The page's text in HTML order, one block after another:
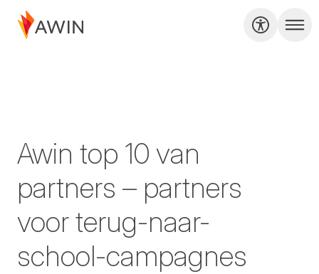
Awin top 10 van
partners – partners
voor terug-naar-
school-campagnes